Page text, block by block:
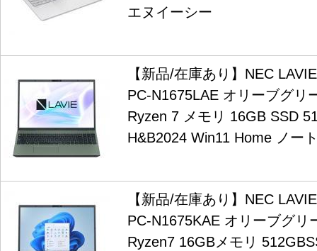
エヌイーシー
【新品/在庫あり】NEC
PC-N1675LAE オリーブグリ
Ryzen 7 メモリ 16GB SSD
H&B2024 Win11 Home ノー
【新品/在庫あり】NEC
PC-N1675KAE オリーブグリ
Ryzen7 16GBメモリ